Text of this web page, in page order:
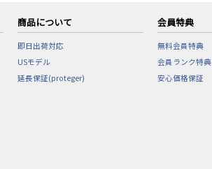
商品について
即日出荷対応
USモデル
延長保証(proteger)
会員特典
無料会員特典
会員ランク特典
安心価格保証